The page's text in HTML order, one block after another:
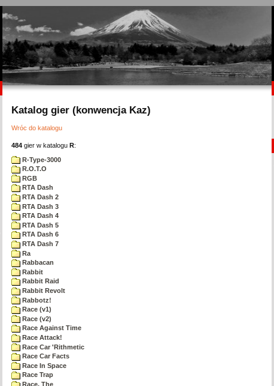
Katalog gier (konwencja Kaz)
Wróc do katalogu
484 gier w katalogu R:
R-Type-3000
R.O.T.O
RGB
RTA Dash
RTA Dash 2
RTA Dash 3
RTA Dash 4
RTA Dash 5
RTA Dash 6
RTA Dash 7
Ra
Rabbacan
Rabbit
Rabbit Raid
Rabbit Revolt
Rabbotz!
Race (v1)
Race (v2)
Race Against Time
Race Attack!
Race Car 'Rithmetic
Race Car Facts
Race In Space
Race Trap
Race, The